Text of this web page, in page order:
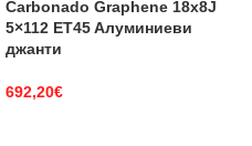
Carbonado Graphene 18x8J
5×112 ET45 Aлуминиеви
джанти
692,20€